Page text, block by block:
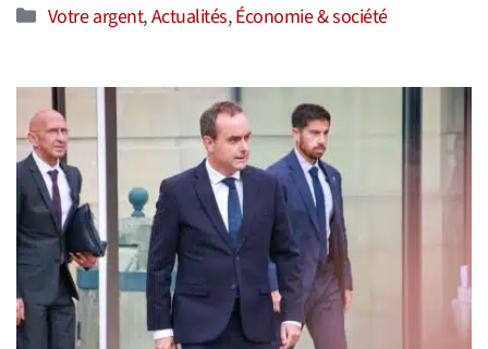
Catégories
Votre argent,Actualités,Économie & société